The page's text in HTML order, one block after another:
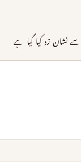
سے نشان زد کیا گیا ہے